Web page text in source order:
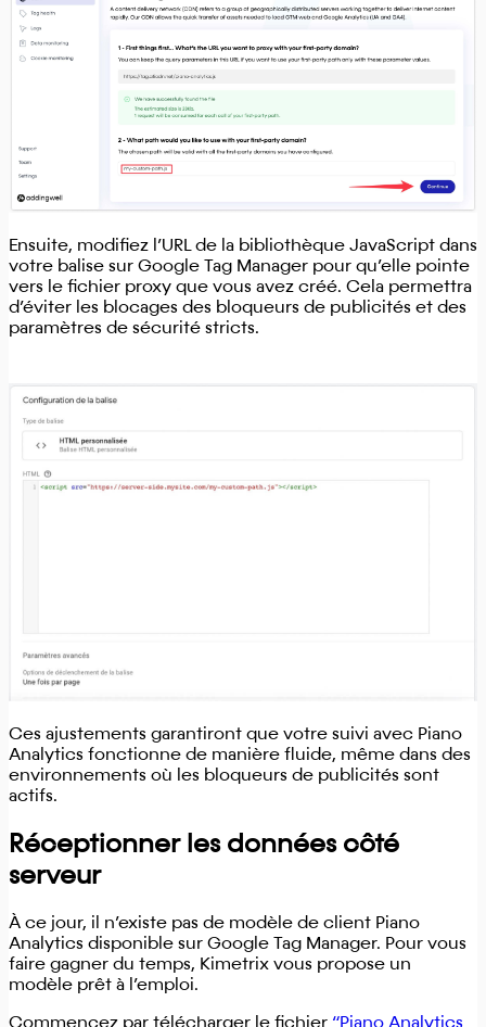
Ensuite, modifiez l’URL de la bibliothèque JavaScript dans
votre balise sur Google Tag Manager pour qu’elle pointe
vers le fichier proxy que vous avez créé. Cela permettra
d’éviter les blocages des bloqueurs de publicités et des
paramètres de sécurité stricts.
Ces ajustements garantiront que votre suivi avec Piano
Analytics fonctionne de manière fluide, même dans des
environnements où les bloqueurs de publicités sont
actifs.
Réceptionner les données côté
serveur
À ce jour, il n’existe pas de modèle de client Piano
Analytics disponible sur Google Tag Manager. Pour vous
faire gagner du temps, Kimetrix vous propose un
modèle prêt à l’emploi.
Commencez par télécharger le fichier “Piano Analytics